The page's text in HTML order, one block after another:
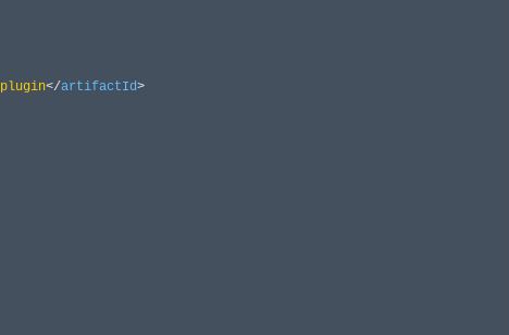
plugin</artifactId>